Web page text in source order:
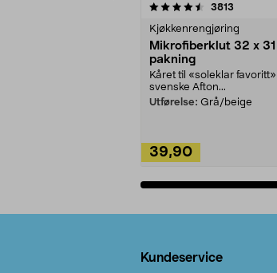
3813
Kjøkkenrengjøring
Mikrofiberklut 32 x
pakning
Kåret til «soleklar favoritt»
svenske Afton...
Utførelse: Grå/beige
39,90
4.5av 5 stjerner
Kundeservice